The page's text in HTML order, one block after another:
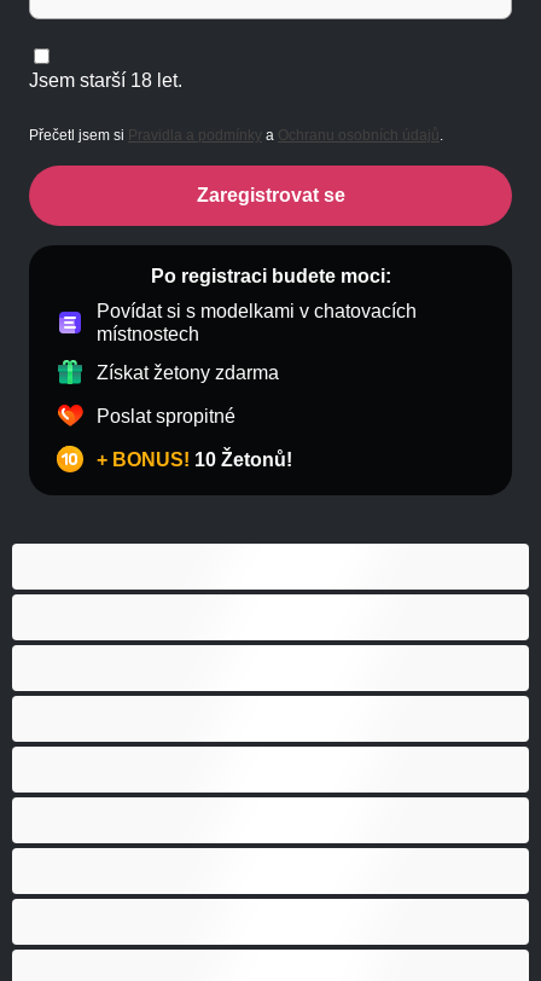
Jsem starší 18 let.
Přečetl jsem si Pravidla a podmínky a Ochranu osobních údajů.
Zaregistrovat se
Po registraci budete moci:
Povídat si s modelkami v chatovacích
místnostech
Získat žetony zdarma
Poslat spropitné
+ BONUS! 10 Žetonů!